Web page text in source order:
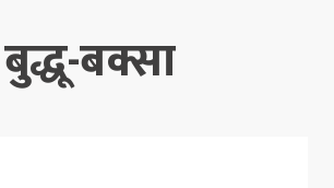
बुद्धू-बक्सा